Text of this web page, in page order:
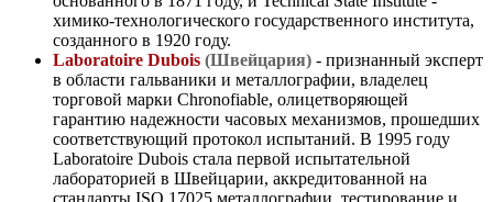
химико-технологического государственного института,
созданного в 1920 году.
Laboratoire Dubois (Швейцария) - признанный эксперт
в области гальваники и металлографии, владелец
торговой марки Chronofiable, олицетворяющей
гарантию надежности часовых механизмов, прошедших
соответствующий протокол испытаний. В 1995 году
Laboratoire Dubois стала первой испытательной
лабораторией в Швейцарии, аккредитованной на
стандарты ISO 17025 металлографии, тестирование и